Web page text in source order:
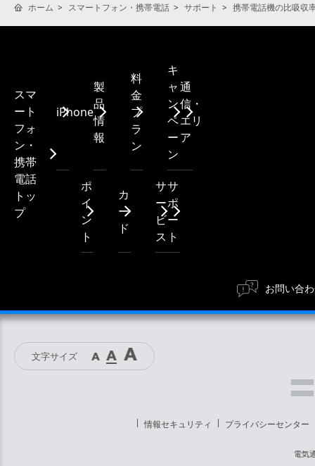
ホーム スマートフォン・携帯電話 サポート 携帯電話機の比吸収
スマ
ート
フォ
ン・
携帯
電話
トッ
プ
iPhone
製
品
情
報
料
金
プ
ラ
ン
キ
ャ
ン
ペ
ー
ン
通
信・
エリ
ア
ポ
イ
ン
ト
カ
ー
ド
サ
ー
ビ
ス
サ
ポ
ー
ト
お問い合
文字サイズ
情報セキュリティ プライバシーセンター
電気